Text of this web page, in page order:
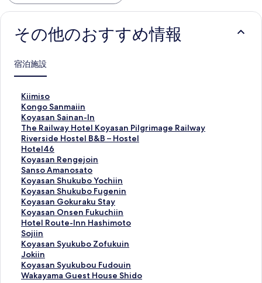
その他のおすすめ情報
宿泊施設
Kiimiso
K
i
i
m
i
s
o
の
ペ
ー
ジ
を
開
く
リ
ン
ク
Kongo Sanmaiin
K
o
n
g
o
S
a
n
m
a
i
i
n
の
ペ
ー
ジ
Koyasan Sainan-In
K
o
y
a
s
a
n
S
a
i
n
a
n
-
I
n
The Railway Hotel Koyasan Pilgrimage Railway
T
h
e
R
a
i
l
w
a
y
H
o
t
e
l
Riverside Hostel B&B – Hostel
R
i
v
e
r
s
i
d
e
H
o
s
t
e
Hotel46
H
o
t
e
l
4
6
の
ペ
ー
ジ
を
開
Koyasan Rengejoin
K
o
y
a
s
a
n
R
e
n
g
e
Sanso Amanosato
S
a
n
s
o
A
m
a
n
o
s
Koyasan Shukubo Yochiin
K
o
y
a
s
a
n
S
h
u
Koyasan Shukubo Fugenin
K
o
y
a
s
a
n
S
h
Koyasan Gokuraku Stay
K
o
y
a
s
a
n
G
Koyasan Onsen Fukuchiin
K
o
y
a
s
a
n
Hotel Route-Inn Hashimoto
H
o
t
e
l
R
Sojiin
S
o
j
i
i
Koyasan Syukubo Zofukuin
K
o
y
a
Jokiin
J
o
k
Koyasan Syukubou Fudouin
K
o
Wakayama Guest House Shido
W